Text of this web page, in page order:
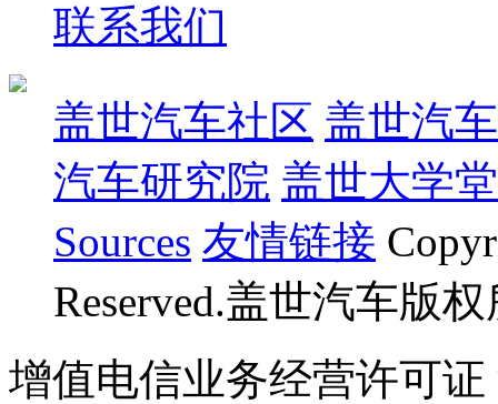
联系我们
盖世汽车社区 盖世汽
汽车研究院 盖世大学堂
Sources 友情链接
Reserved.盖世汽车版
增值电信业务经营许可证